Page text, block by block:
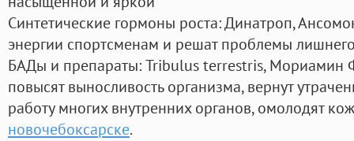
Синтетические гормоны роста: Динатроп,
энергии спортсменам и решат проблемы
БАДы и препараты:Tribulus terrestris, Мориамин
повысят выносливость организма, вернут
работу многих внутренних органов, омолодят
новочебоксарске.